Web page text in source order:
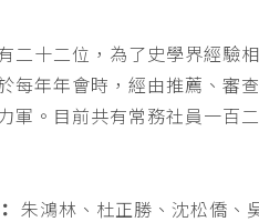
二十二位，為了史學界經驗
每年年會時，經由推薦、審
軍。目前共有常務社員一百
朱鴻林、杜正勝、沈松僑、